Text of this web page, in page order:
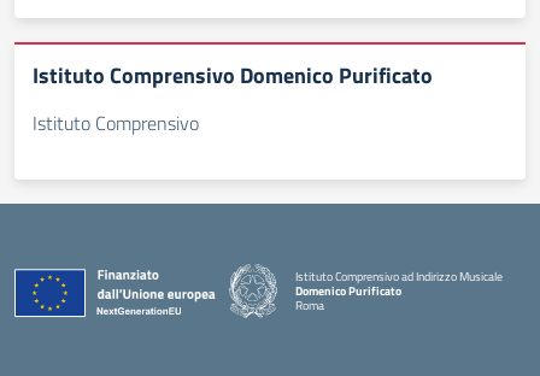
Istituto Comprensivo Domenico Purificato
Istituto Comprensivo
Istituto Comprensivo ad Indirizzo Musicale
Domenico Purificato
Roma